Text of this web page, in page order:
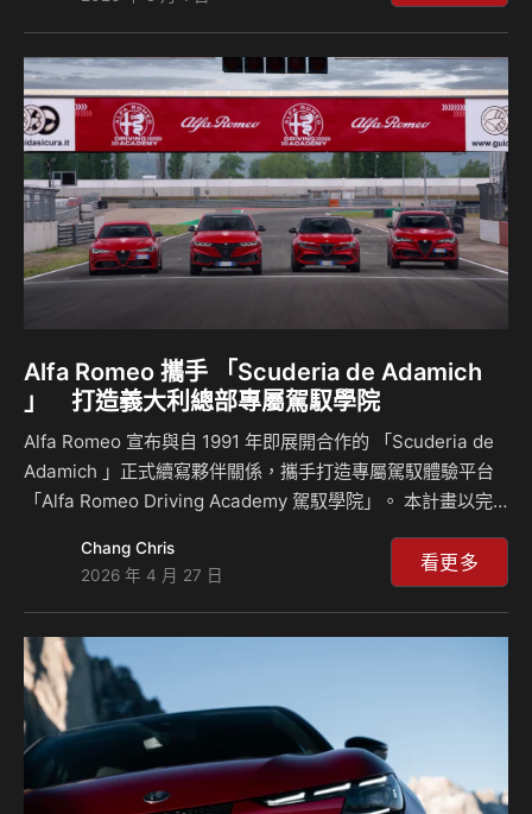
級專屬購車禮遇」進一步從購車思維出發，透過「配備升級 ×
長期保障 × 實質優惠」三大面向整合，串聯購車決策與日常用
車歷程，讓整體體驗更為一致且完整，深化 PEUGEOT 一貫
的設計質感與駕馭樂趣。 「6 心級專屬購車禮遇」全面到位
建構完整購車價值體驗 「6 心級專屬購車禮遇」從保障、產
品、優惠到體…
Alfa Romeo 攜手 「Scuderia de Adamich
」 打造義大利總部專屬駕馭學院
Alfa Romeo 宣布與自 1991 年即展開合作的 「Scuderia de
Adamich 」正式續寫夥伴關係，攜手打造專屬駕馭體驗平台
「Alfa Romeo Driving Academy 駕馭學院」。 本計畫以完
階駕駛）、Sporty（運動駕馭）與 Advanced Driving（高階
駕馭）四大駕馭課程，依據不同駕駛經驗與需求分級設計，打
造由基礎至高階、循序進階的駕馭體驗。 各項課程結合全車
系多元動力配置，包括純電、渦輪汽油、渦輪柴油與混合動
力，讓參與者深入感受 Alfa Romeo 的駕馭精髓，體驗輪胎抓
地力、車…
Chang Chris
2026 年 4 月 27 日
看更多